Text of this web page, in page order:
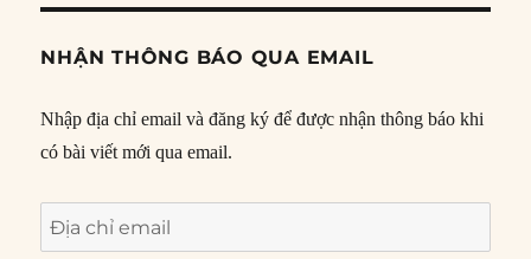
NHẬN THÔNG BÁO QUA EMAIL
Nhập địa chỉ email và đăng ký để được nhận thông báo khi
có bài viết mới qua email.
Địa
chỉ